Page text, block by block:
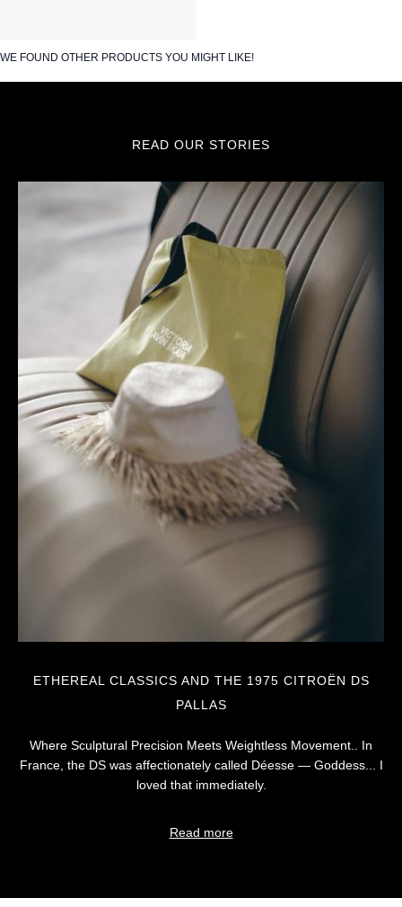
WE FOUND OTHER PRODUCTS YOU MIGHT LIKE!
READ OUR STORIES
ETHEREAL CLASSICS AND THE 1975 CITROËN DS
PALLAS
Where Sculptural Precision Meets Weightless Movement.. In
France, the DS was affectionately called Déesse — Goddess... I
loved that immediately.
Read more